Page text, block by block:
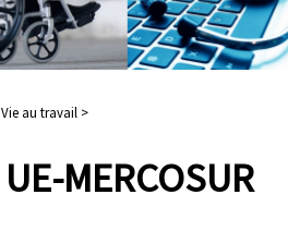
Vie au travail >
UE-MERCOSUR